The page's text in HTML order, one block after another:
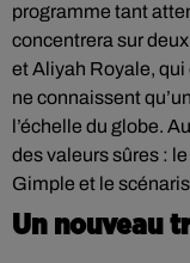
programme tant
concentrera sur
et Aliyah Royale,
ne connaissent
l’échelle du globe.
des valeurs sûres :
Gimple et le
Un nouveau